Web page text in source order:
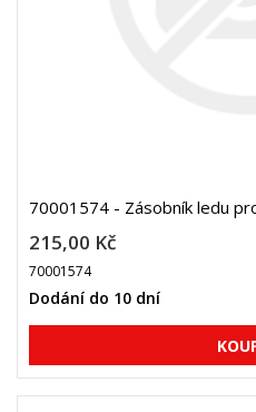
70001574 - Zásobník ledu
215,00 Kč
70001574
Dodání do 10 dní